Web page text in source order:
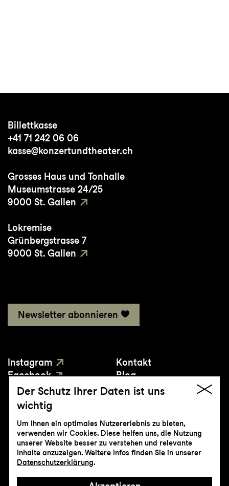
Billettkasse
+41 71 242 06 06
kasse@konzertundtheater.ch
Grosses Haus und Tonhalle
Museumstrasse 24/25
9000 St. Gallen
Lokremise
Grünbergstrasse 7
9000 St. Gallen
Newsletter abonnieren
Instagram
Facebook
YouTube
Kontakt
Blog
Presse
© Genossenschaft Konzert und Theater
St.Gallen
Der Schutz Ihrer Daten ist uns
wichtig
Um Ihnen ein optimales Nutzererlebnis zu bieten,
verwenden wir Cookies. Diese helfen uns, die Nutzung
unserer Website besser zu verstehen und relevante
Inhalte anzuzeigen. Weitere Infos finden Sie in unserer
Datenschutzerklärung.